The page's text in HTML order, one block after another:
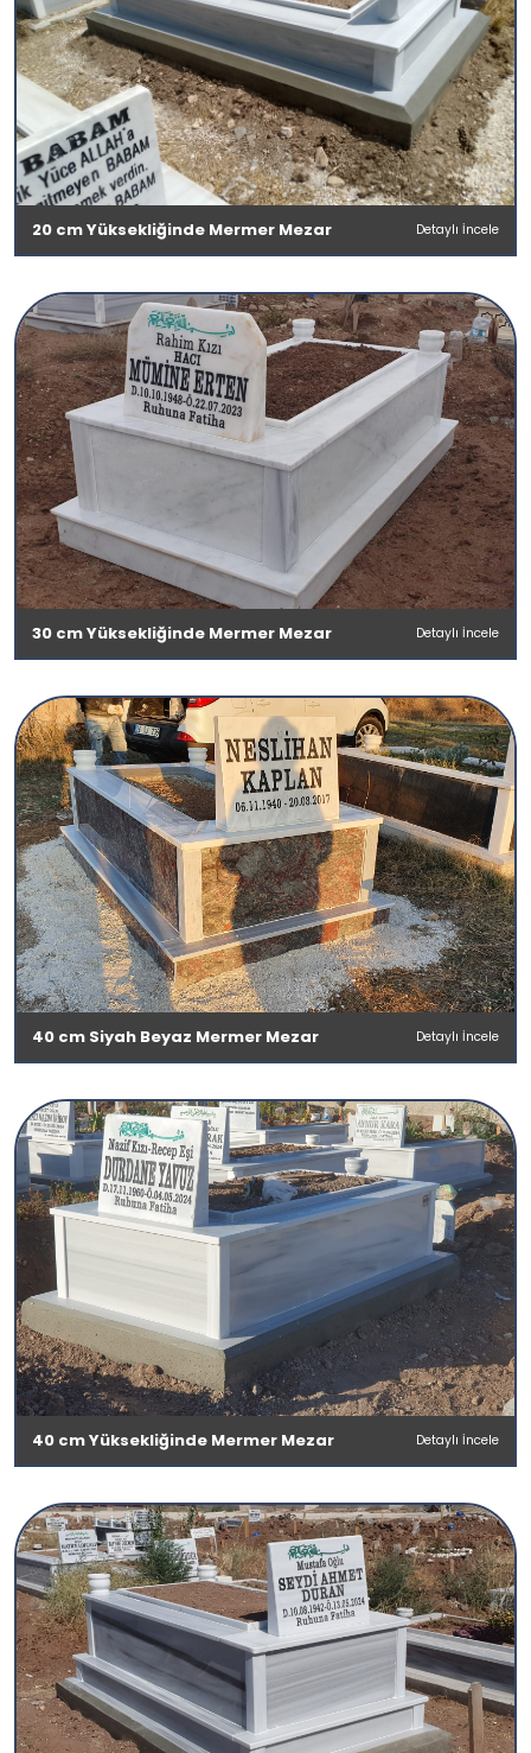
20 cm Yüksekliğinde Mermer Mezar Detaylı İncele
30 cm Yüksekliğinde Mermer Mezar Detaylı İncele
40 cm Siyah Beyaz Mermer Mezar Detaylı İncele
40 cm Yüksekliğinde Mermer Mezar Detaylı İncele